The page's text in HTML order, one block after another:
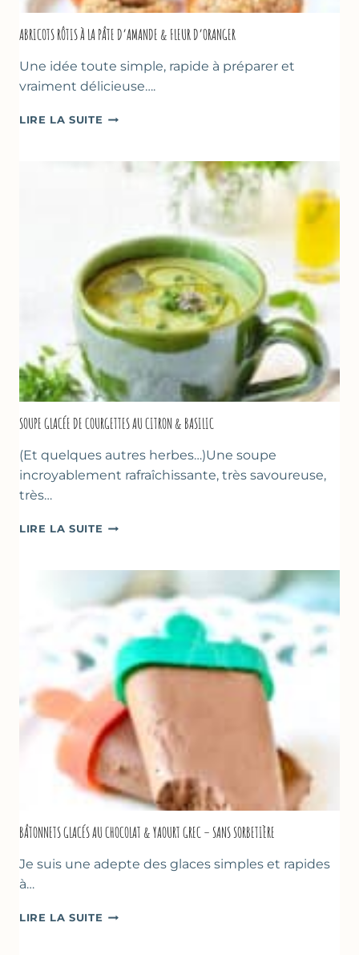
ABRICOTS RÔTIS À LA PÂTE D’AMANDE & FLEUR D’ORANGER
Une idée toute simple, rapide à préparer et
vraiment délicieuse….
LIRE LA SUITE ABRICOTS
D’ORANGER
SOUPE GLACÉE DE COURGETTES AU CITRON & BASILIC
(Et quelques autres herbes…)Une soupe
incroyablement rafraîchissante, très savoureuse,
très…
LIRE LA SUITE SOUPE
COURGETTES
AU
CITRON
BASILIC
BÂTONNETS GLACÉS AU CHOCOLAT & YAOURT GREC – SANS SORBETIÈRE
Je suis une adepte des glaces simples et rapides
à…
LIRE LA SUITE BÂTONNETS